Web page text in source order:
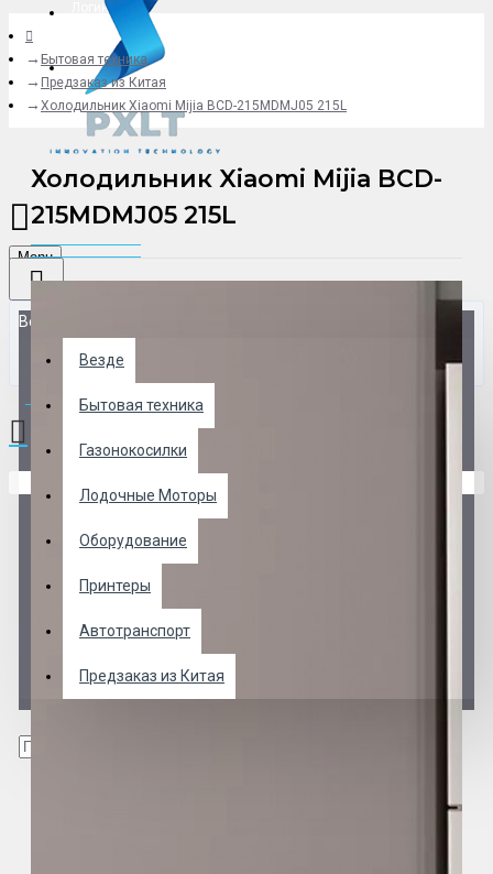
Логин
+79775619766
Menu
Везде
Везде
Бытовая техника
Газонокосилки
Лодочные Моторы
Оборудование
Принтеры
Автотранспорт
Предзаказ из Китая
0 товар(ов) - 0 р.
Бытовая техника
Предзаказ из Китая
Холодильник Xiaomi Mijia BCD-215MDMJ05 215L
Холодильник Xiaomi Mijia BCD-
215MDMJ05 215L